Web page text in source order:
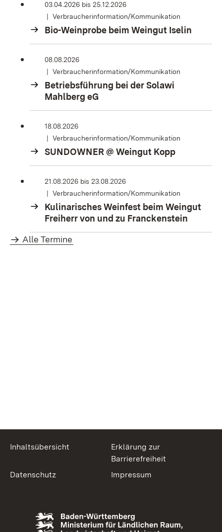
03.04.2026 bis 25.12.2026
Verbraucherinformation/Kommunikation
Bio-Weinprobe beim Weingut Iselin
08.08.2026
Verbraucherinformation/Kommunikation
Betriebsführung bei der Solawi
Mahlberg eG
18.08.2026
Verbraucherinformation/Kommunikation
SUNDOWNER @ Weingut Kopp
21.08.2026 bis 23.08.2026
Verbraucherinformation/Kommunikation
Kulinarisches Weinfest beim Weingut
Freiherr von und zu Franckenstein
Alle Termine
Inhaltsübersicht
Erklärung zur
Barrierefreiheit
Datenschutz
Impressum